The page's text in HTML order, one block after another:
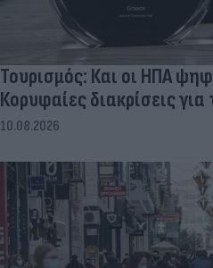
Τουρισμός: Και οι ΗΠΑ
Κορυφαίες διακρίσεις
10.08.2026